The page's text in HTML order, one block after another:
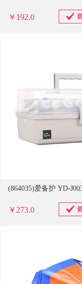
￥192.0
￥273.0